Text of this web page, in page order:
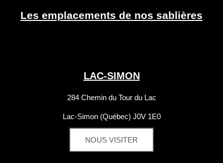
Les emplacements de nos sablières
LAC-SIMON
284 Chemin du Tour du Lac
Lac-Simon (Québec) J0V 1E0
NOUS VISITER